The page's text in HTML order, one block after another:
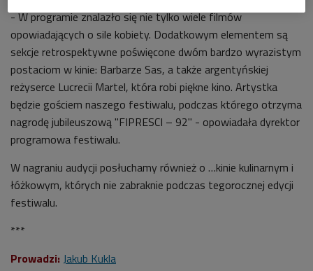
- W programie znalazło się nie tylko wiele filmów
opowiadających o sile kobiety. Dodatkowym elementem są
sekcje retrospektywne poświęcone dwóm bardzo wyrazistym
postaciom w kinie: Barbarze Sas, a także argentyńskiej
reżyserce Lucrecii Martel, która robi piękne kino. Artystka
będzie gościem naszego festiwalu, podczas którego otrzyma
nagrodę jubileuszową "FIPRESCI – 92" - opowiadała dyrektor
programowa festiwalu.
W nagraniu audycji posłuchamy również o …kinie kulinarnym i
łóżkowym, których nie zabraknie podczas tegorocznej edycji
festiwalu.
***
Prowadzi: Jakub Kukla